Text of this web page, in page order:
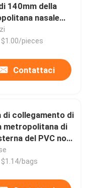
140mm della
nasale
pieces
Contattaci
collegamento di
metropolitana di
del PVC non
bags